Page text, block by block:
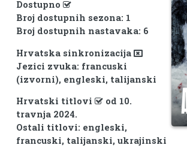
Dostupno
Broj dostupnih sezona: 1
Broj dostupnih nastavaka: 6
Hrvatska sinkronizacija
Jezici zvuka: francuski
(izvorni), engleski, talijanski
Hrvatski titlovi
od 10.
travnja 2024.
Ostali titlovi: engleski,
francuski, talijanski, ukrajinski